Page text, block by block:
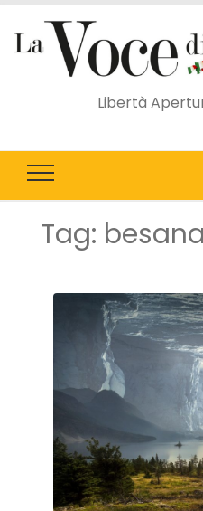
Libertà
Tag: besana